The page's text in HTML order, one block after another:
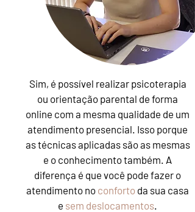
Sim, é possível realizar psicoterapia
ou orientação parental de forma
online com a mesma qualidade de um
atendimento presencial. Isso porque
as técnicas aplicadas são as mesmas
e o conhecimento também. A
diferença é que você pode fazer o
atendimento no conforto da sua casa
e sem deslocamentos.